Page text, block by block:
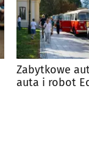
Zabytkowe
auta i robot